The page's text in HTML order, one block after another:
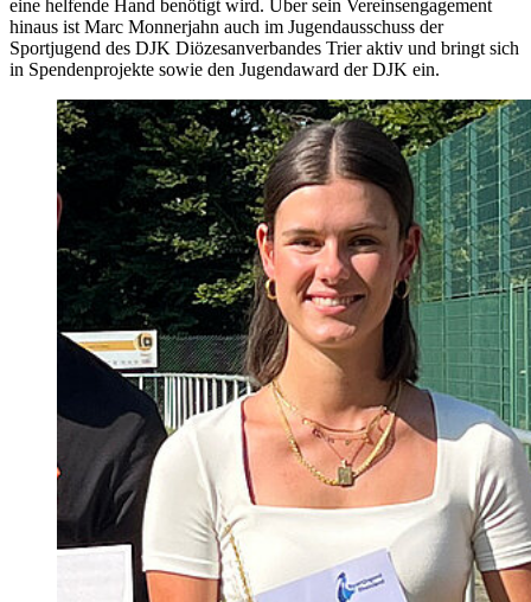
eine helfende Hand benötigt wird. Über sein Vereinsengagement
hinaus ist Marc Monnerjahn auch im Jugendausschuss der
Sportjugend des DJK Diözesanverbandes Trier aktiv und bringt sich
in Spendenprojekte sowie den Jugendaward der DJK ein.